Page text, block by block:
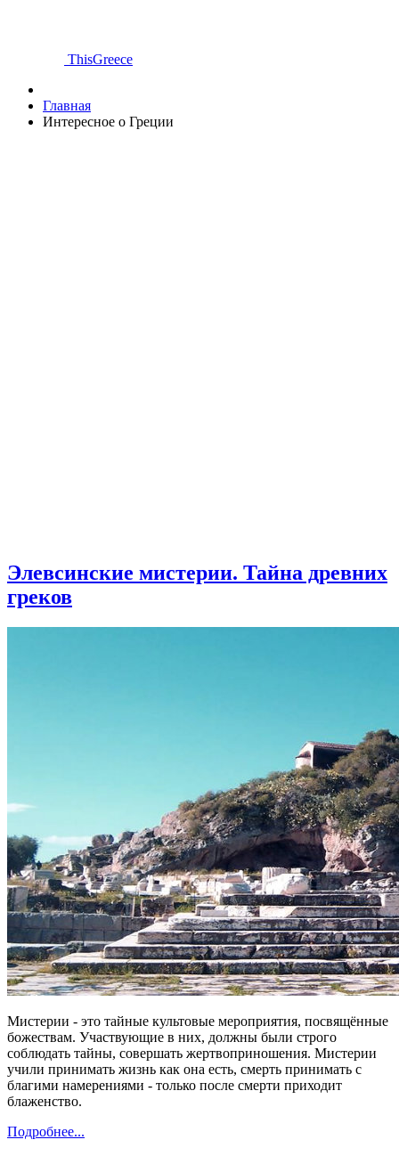
ThisGreece
Главная
Интересное о Греции
Элевсинские мистерии. Тайна древних
греков
Мистерии - это тайные культовые мероприятия, посвящённые
божествам. Участвующие в них, должны были строго
соблюдать тайны, совершать жертвоприношения. Мистерии
учили принимать жизнь как она есть, смерть принимать с
благими намерениями - только после смерти приходит
блаженство.
Подробнее...